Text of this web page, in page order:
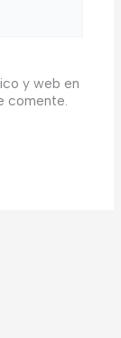
y web en
comente.